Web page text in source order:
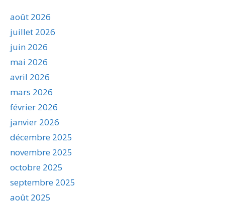
août 2026
juillet 2026
juin 2026
mai 2026
avril 2026
mars 2026
février 2026
janvier 2026
décembre 2025
novembre 2025
octobre 2025
septembre 2025
août 2025